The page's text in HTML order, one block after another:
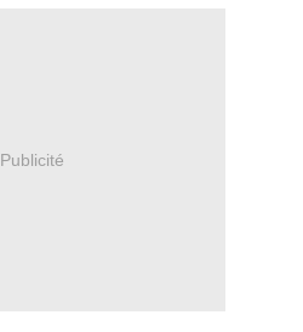
Publicité